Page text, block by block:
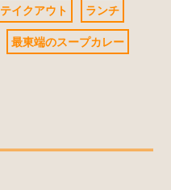
テイクアウト
ランチ
最東端のスープカレー